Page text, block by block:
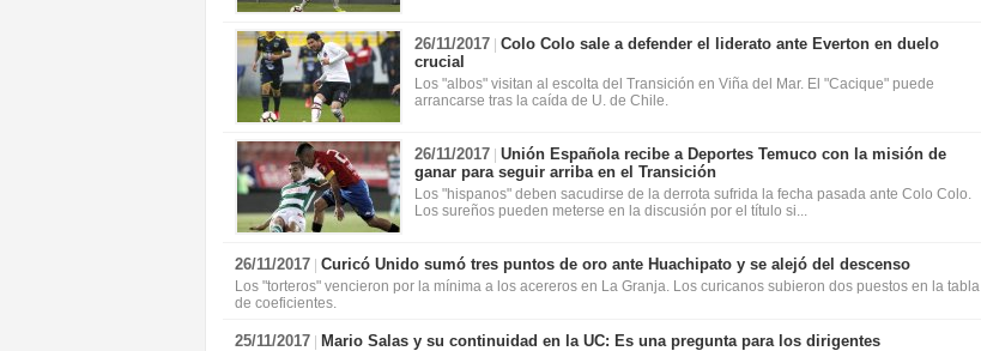
26/11/2017 Colo Colo sale a defender el liderato ante Everton en duelo
crucial
Los "albos" visitan al escolta del Transición en Viña del Mar. El "Cacique" puede
arrancarse tras la caída de U. de Chile.
26/11/2017 Unión Española recibe a Deportes Temuco con la misión de
ganar para seguir arriba en el Transición
Los "hispanos" deben sacudirse de la derrota sufrida la fecha pasada ante Colo Colo.
Los sureños pueden meterse en la discusión por el título si...
26/11/2017 Curicó Unido sumó tres puntos de oro ante Huachipato y se alejó del descenso
Los "torteros" vencieron por la mínima a los acereros en La Granja. Los curicanos subieron dos puestos en la tabla
de coeficientes.
25/11/2017 Mario Salas y su continuidad en la UC: Es una pregunta para los dirigentes